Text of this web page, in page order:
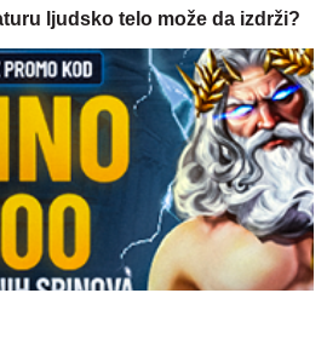
ljudsko telo može da izdrži?